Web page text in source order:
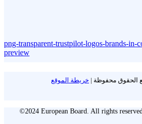
خريطة الموقع
©2024 European Board. All rights